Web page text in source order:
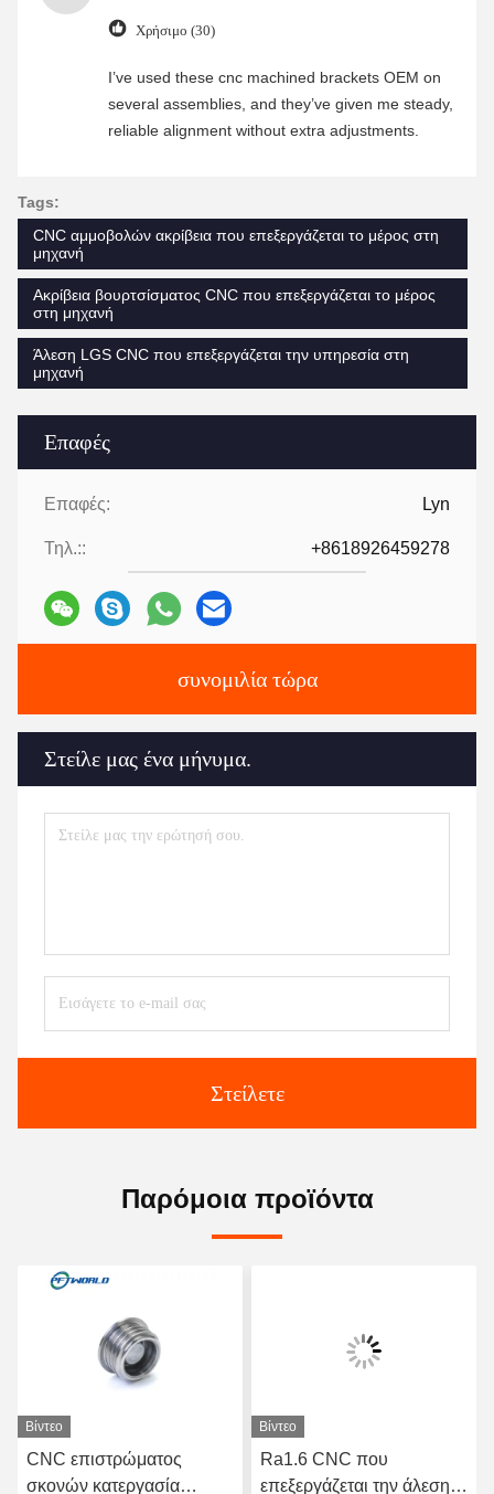
Επαφές
Επαφές: Lyn
Τηλ.:: +8618926459278
συνομιλία τώρα
Στείλε μας ένα μήνυμα.
Στείλετε
Χρήσιμο (30)
I’ve used these cnc machined brackets OEM on
several assemblies, and they’ve given me steady,
reliable alignment without extra adjustments.
Tags:
CNC αμμοβολών ακρίβεια που επεξεργάζεται το μέρος στη
μηχανή
Ακρίβεια βουρτσίσματος CNC που επεξεργάζεται το μέρος
στη μηχανή
Άλεση LGS CNC που επεξεργάζεται την υπηρεσία στη
μηχανή
Παρόμοια προϊόντα
Βίντεο
CNC επιστρώματος
σκονών κατεργασία
Βίντεο
Ra1.6 CNC που
επεξεργάζεται την άλεση